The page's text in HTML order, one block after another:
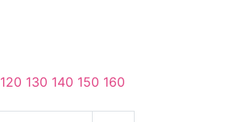
120 130 140 150 160